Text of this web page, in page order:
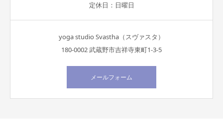
定休日：日曜日
yoga studio Svastha（スヴァスタ）
180-0002 武蔵野市吉祥寺東町1-3-5
メールフォーム